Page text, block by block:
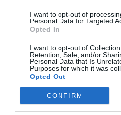
I want to opt-out of
Personal Data for Targeted
Opted In
I want to opt-out of
Retention, Sale, and/or
Personal Data that Is
Purposes for which it was
Opted Out
CONFIRM
Scarica riepilogo
stagionale
Giornata Voto FV
1 LEE-CHE
2 CHE-LEI